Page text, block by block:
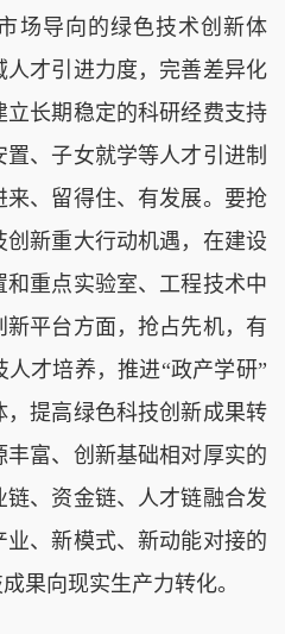
场导向的绿色技术创新体
才引进力度，完善差异化
长期稳定的科研经费支持
、子女就学等人才引进制
、留得住、有发展。要抢
新重大行动机遇，在建设
重点实验室、工程技术中
平台方面，抢占先机，有
才培养，推进“政产学研”
提高绿色科技创新成果转
富、创新基础相对厚实的
、资金链、人才链融合发
、新模式、新动能对接的
果向现实生产力转化。